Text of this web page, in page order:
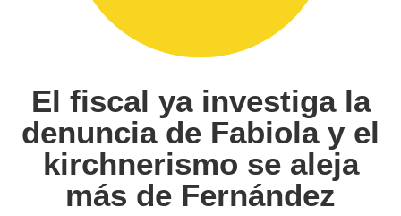
El fiscal ya investiga la
denuncia de Fabiola y el
kirchnerismo se aleja
más de Fernández